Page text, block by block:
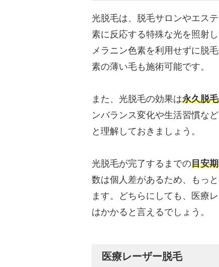
光脱毛は、脱毛サロンやエス
素に反応する特殊な光を照射
メラニン色素を利用せずに脱
素の薄い毛も施術可能です。
また、光脱毛の効果は永久脱
ンバランス変化や生活習慣な
と理解しておきましょう。
光脱毛が完了するまでの目安
数は個人差があるため、もっ
ます。どちらにしても、医療
はかかると言えるでしょう。
医療レーザー脱毛